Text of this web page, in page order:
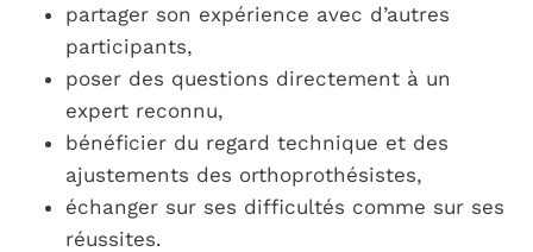
partager son expérience avec d’autres
participants,
poser des questions directement à un
expert reconnu,
bénéficier du regard technique et des
ajustements des orthoprothésistes,
échanger sur ses difficultés comme sur ses
réussites.